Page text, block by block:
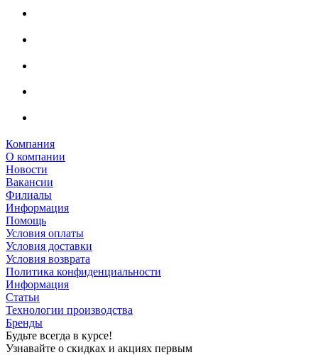
Компания
О компании
Новости
Вакансии
Филиалы
Информация
Помощь
Условия оплаты
Условия доставки
Условия возврата
Политика конфиденциальности
Информация
Статьи
Технологии производства
Бренды
Будьте всегда в курсе!
Узнавайте о скидках и акциях первым